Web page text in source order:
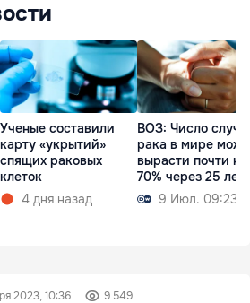
Ученые составили
карту «укрытий»
спящих раковых
клеток
4 дня назад
ВОЗ: Число
рака в мире
вырасти почти на
70% через 25 лет
9 Июл. 09:23
2023, 10:36 9 549